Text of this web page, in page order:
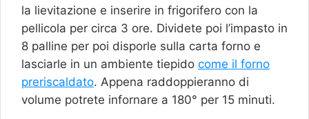
la lievitazione e inserire in frigorifero con la
pellicola per circa 3 ore. Dividete poi l’impasto in
8 palline per poi disporle sulla carta forno e
lasciarle in un ambiente tiepido come il forno
preriscaldato. Appena raddoppieranno di
volume potrete infornare a 180° per 15 minuti.